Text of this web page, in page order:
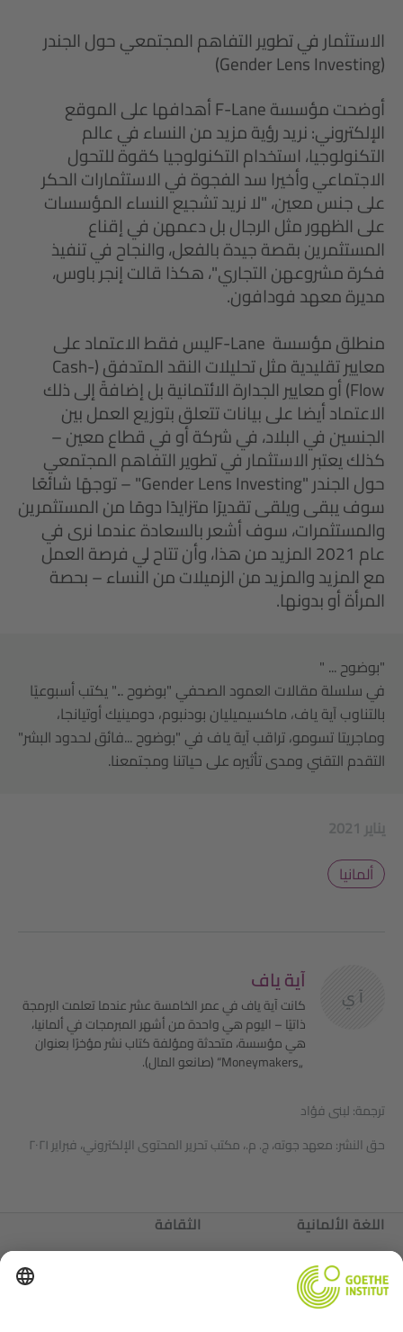
الاستثمار في تطوير التفاهم المجتمعي حول الجندر
(Gender Lens Investing)
أوضحت مؤسسة F-Lane أهدافها على الموقع
الإلكتروني: نريد رؤية مزيد من النساء في عالم
التكنولوجيا، استخدام التكنولوجيا كقوة للتحول
الاجتماعي وأخيرا سد الفجوة في الاستثمارات الحكر
على جنس معين، "لا نريد تشجيع النساء المؤسسات
على الظهور مثل الرجال بل دعمهن في إقناع
المستثمرين بقصة جيدة بالفعل، والنجاح في تنفيذ
فكرة مشروعهن التجاري"، هكذا قالت إنجر باوس،
مديرة معهد فودافون.
منطلق مؤسسة F-Laneليس فقط الاعتماد على
معايير تقليدية مثل تحليلات النقد المتدفق (Cash-
Flow) أو معايير الجدارة الائتمانية بل إضافةً إلى ذلك
الاعتماد أيضا على بيانات تتعلق بتوزيع العمل بين
الجنسين في البلاد، في شركة أو في قطاع معين –
كذلك يعتبر الاستثمار في تطوير التفاهم المجتمعي
حول الجندر "Gender Lens Investing" – توجهًا شائعًا
سوف يبقى ويلقى تقديرًا متزايدًا دومًا من المستثمرين
والمستثمرات، سوف أشعر بالسعادة عندما نرى في
عام 2021 المزيد من هذا، وأن تتاح لي فرصة العمل
مع المزيد والمزيد من الزميلات من النساء – بحصة
المرأة أو بدونها.
"بوضوح ... "
في سلسلة مقالات العمود الصحفي "بوضوح ..." يكتب أسبوعيًا
بالتناوب آية ياف، ماكسيميليان بودنبوم، دومينيك أوتيانجا،
وماجريتا تسومو، تراقب آية ياف في "بوضوح ...فائق لحدود البشر"
التقدم التقني ومدى تأثيره على حياتنا ومجتمعنا.
2021 يناير
ألمانيا
آ ي
آية ياف
كانت آية ياف في عمر الخامسة عشر عندما تعلمت البرمجة
ذاتيًا – اليوم هي واحدة من أشهر المبرمجات في ألمانيا،
هي مؤسسة، متحدثة ومؤلفة كتاب نشر مؤخرًا بعنوان
„Moneymakers“ (صانعو المال).
ترجمة: لبنى فؤاد
حق النشر: معهد جوته، ج. م.، مكتب تحرير المحتوى الإلكتروني، فبراير ٢٠٢١
اللغة الألمانية
الثقافة
ألمانيا
عننا